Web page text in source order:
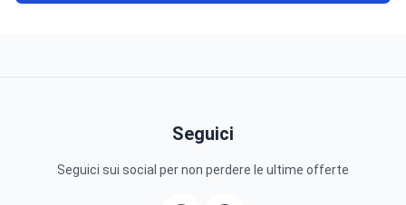
Seguici
Seguici sui social per non perdere le ultime offerte